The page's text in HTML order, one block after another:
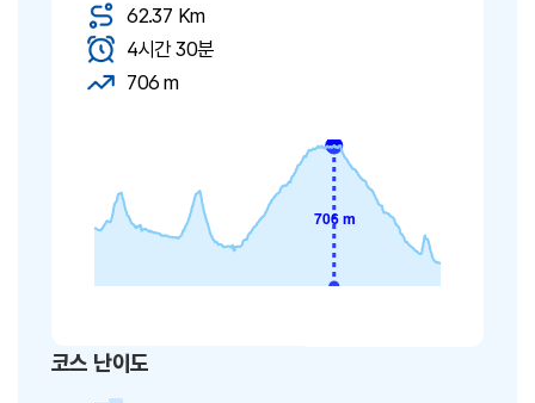
62.37 Km
4시간 30분
706 m
코스 난이도